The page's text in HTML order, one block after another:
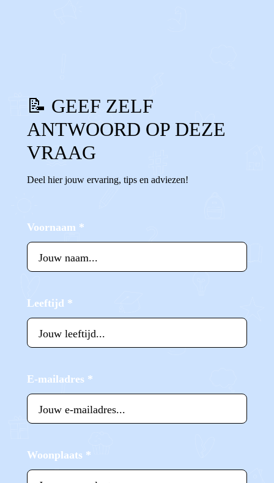
📝 GEEF ZELF
ANTWOORD OP DEZE
VRAAG
Deel hier jouw ervaring, tips en adviezen!
Voornaam *
Leeftijd *
E-mailadres *
Woonplaats *